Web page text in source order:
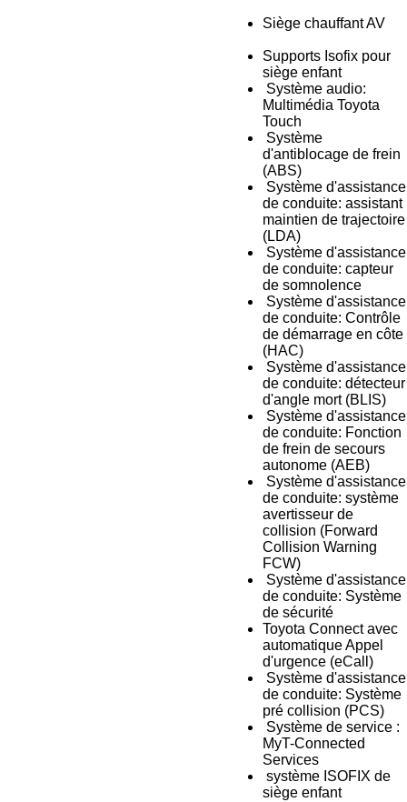
Siège chauffant AV
Supports Isofix pour
siège enfant
Système audio:
Multimédia Toyota
Touch
Système
d'antiblocage de frein
(ABS)
Système d'assistance
de conduite: assistant
maintien de trajectoire
(LDA)
Système d'assistance
de conduite: capteur
de somnolence
Système d'assistance
de conduite: Contrôle
de démarrage en côte
(HAC)
Système d'assistance
de conduite: détecteur
d'angle mort (BLIS)
Système d'assistance
de conduite: Fonction
de frein de secours
autonome (AEB)
Système d'assistance
de conduite: système
avertisseur de
collision (Forward
Collision Warning
FCW)
Système d'assistance
de conduite: Système
de sécurité
Toyota Connect avec
automatique Appel
d'urgence (eCall)
Système d'assistance
de conduite: Système
pré collision (PCS)
Système de service :
MyT-Connected
Services
système ISOFIX de
siège enfant